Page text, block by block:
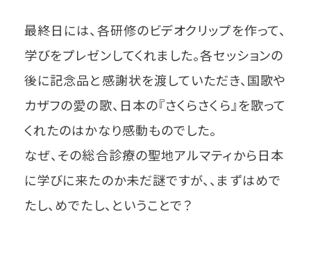
最終日には、各研修のビデオクリップを作って、
学びをプレゼンしてくれました。各セッションの
後に記念品と感謝状を渡していただき、国歌や
カザフの愛の歌、日本の『さくらさくら』を歌って
くれたのはかなり感動ものでした。
なぜ、その総合診療の聖地アルマティから日本
に学びに来たのか未だ謎ですが、、まずはめで
たし、めでたし、ということで？